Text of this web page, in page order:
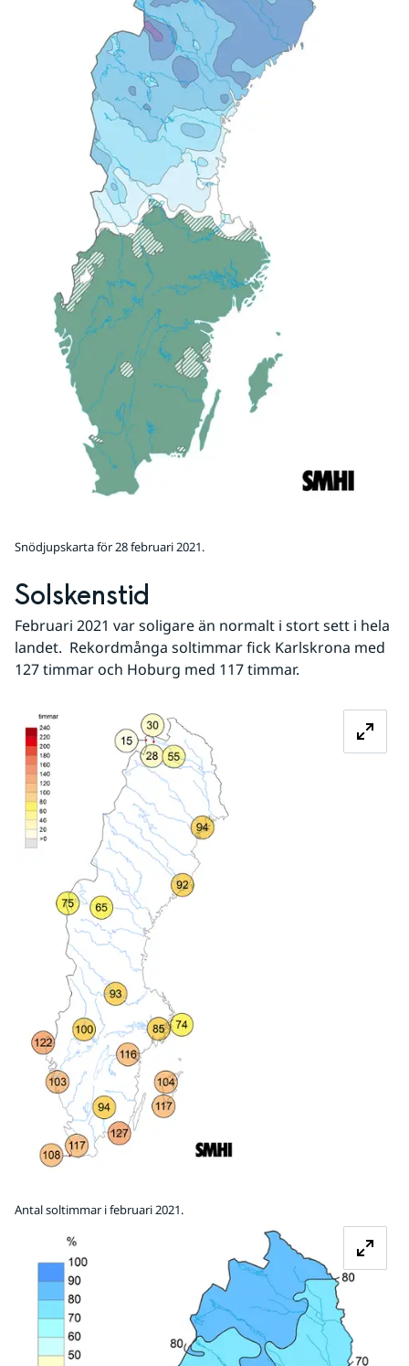
Snödjupskarta för 28 februari 2021.
Solskenstid
Februari 2021 var soligare än normalt i stort sett i hela
landet.  Rekordmånga soltimmar fick Karlskrona med
127 timmar och Hoburg med 117 timmar.
Antal soltimmar i februari 2021.